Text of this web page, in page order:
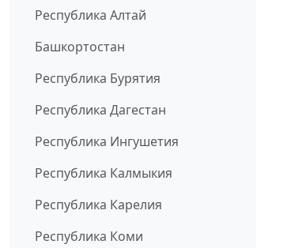
Республика Алтай
Башкортостан
Республика Бурятия
Республика Дагестан
Республика Ингушетия
Республика Калмыкия
Республика Карелия
Республика Коми